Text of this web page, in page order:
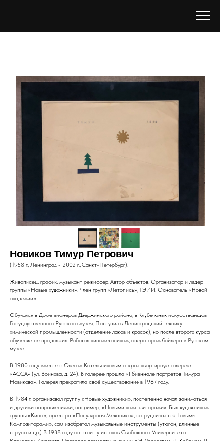
Новиков Тимур Петрович
(1958 г., Ленинград - 2002 г., Санкт-Петербург).
Живописец, график, музыкант, режиссер. Автор объектов. Организатор и лидер
группы «Новые художники». Член групп «Летопись», ТЭИИ. Основатель «Новой
академии»
Обучался в Доме пионеров Дзержинского района, в Клубе юных искусствоведов
Государственного Русского музея. Поступил в Ленинградский технику
химической промышленности (отделение лаков и красок), но после второго курса
обучение не продолжил. Работал киномехаником, оператором бойлера в Русском
музее.
В 1980 году вместе с Олегом Котельниковым открыл квартирную галерею
«АССА» (ул. Воинова, д. 24). В галерее прошла «I биеннале портретов Тимура
Новикова». Галерея прекратила своё существование в 1987 году.
В 1984 г. организовал группу «Новые художники», постепенно начал заниматься
и другими направлениями, например, «Новыми композиторами». Был художником
группы «Кино», оркестра «Популярная Механика», сотрудничал с «Новыми
Композиторами», сам изобретал музыкальные инструменты (утюгон, длинные
струны и др.) В 1988 году он стоит у истоков Свободного Университета